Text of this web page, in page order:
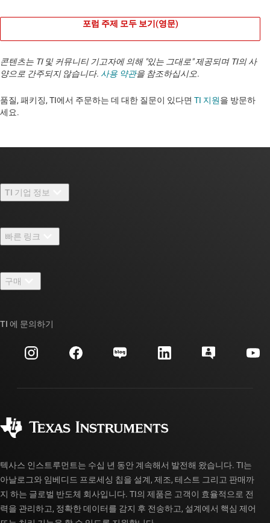
포럼 주제 모두 보기(영문)
콘텐츠는 TI 및 커뮤니티 기고자에 의해 "있는 그대로" 제공되며 TI의 사
양으로 간주되지 않습니다. 사용 약관을 참조하십시오.
품질, 패키징, TI에서 주문하는 데 대한 질문이 있다면 TI 지원을 방문하
세요. ​​​​​​​​​​​​​​
TI 기업 정보
채용
뉴스룸
이벤트
투자 관계
빠른 링크
TI E2E™ 설계 지원 포럼
대체품 검색
고객 지원 센터
myTI 계정 FAQ
구매
주문 FAQ
TI 에 문의하기
텍사스 인스트루먼트는 수십 년 동안 계속해서 발전해 왔습니다. TI는
아날로그와 임베디드 프로세싱 칩을 설계, 제조, 테스트 그리고 판매까
지 하는 글로벌 반도체 회사입니다. TI의 제품은 고객이 효율적으로 전
력을 관리하고, 정확한 데이터를 감지 후 전송하고, 설계에서 핵심 제어